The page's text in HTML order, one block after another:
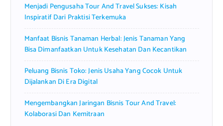
Menjadi Pengusaha Tour And Travel Sukses: Kisah
Inspiratif Dari Praktisi Terkemuka
Manfaat Bisnis Tanaman Herbal: Jenis Tanaman Yang
Bisa Dimanfaatkan Untuk Kesehatan Dan Kecantikan
Peluang Bisnis Toko: Jenis Usaha Yang Cocok Untuk
Dijalankan Di Era Digital
Mengembangkan Jaringan Bisnis Tour And Travel:
Kolaborasi Dan Kemitraan